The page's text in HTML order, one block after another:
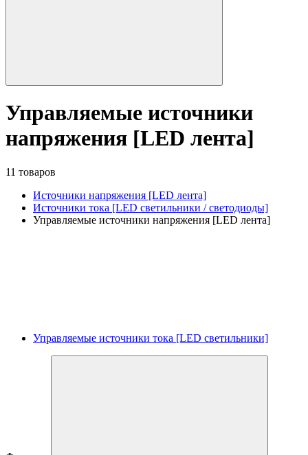
Управляемые источники
напряжения [LED лента]
11 товаров
Источники напряжения [LED лента]
Источники тока [LED светильники / светодиоды]
Управляемые источники напряжения [LED лента]
Управляемые источники тока [LED светильники]